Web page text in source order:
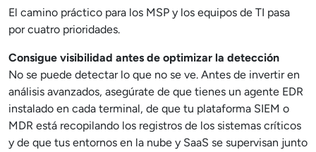
El camino práctico para los MSP y los equipos de TI pasa
por cuatro prioridades.
Consigue visibilidad antes de optimizar la detección
No se puede detectar lo que no se ve. Antes de invertir en
análisis avanzados, asegúrate de que tienes un agente EDR
instalado en cada terminal, de que tu plataforma SIEM o
MDR está recopilando los registros de los sistemas críticos
y de que tus entornos en la nube y SaaS se supervisan junto